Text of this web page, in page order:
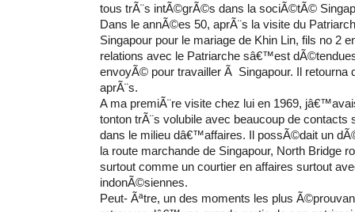
tous trÃ¨s intÃ©grÃ©s dans la sociÃ©tÃ©
Dans le annÃ©es 50, aprÃ¨s la visite du
Singapour pour le mariage de Khin Lin, fils no 2
relations avec le Patriarche sâ€™est
envoyÃ© pour travailler Ã Singapour. Il retourna
aprÃ¨s.
A ma premiÃ¨re visite chez lui en 1969,
tonton trÃ¨s volubile avec beaucoup de contacts
dans le milieu dâ€™affaires. Il possÃ©dait un
la route marchande de Singapour, North Bridge
surtout comme un courtier en affaires surtout
indonÃ©siennes.
Peut- Ãªtre, un des moments les plus